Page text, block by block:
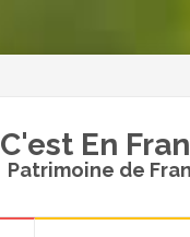
C'est En
Patrimoine de